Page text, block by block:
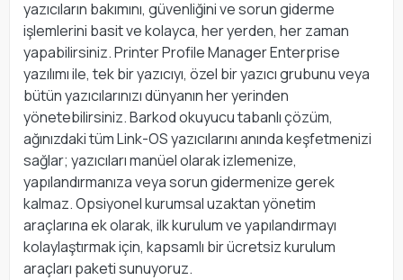
yazıcıların bakımını, güvenliğini ve sorun giderme
işlemlerini basit ve kolayca, her yerden, her zaman
yapabilirsiniz. Printer Profile Manager Enterprise
yazılımı ile, tek bir yazıcıyı, özel bir yazıcı grubunu veya
bütün yazıcılarınızı dünyanın her yerinden
yönetebilirsiniz. Barkod okuyucu tabanlı çözüm,
ağınızdaki tüm Link-OS yazıcılarını anında keşfetmenizi
sağlar; yazıcıları manüel olarak izlemenize,
yapılandırmanıza veya sorun gidermenize gerek
kalmaz. Opsiyonel kurumsal uzaktan yönetim
araçlarına ek olarak, ilk kurulum ve yapılandırmayı
kolaylaştırmak için, kapsamlı bir ücretsiz kurulum
araçları paketi sunuyoruz.